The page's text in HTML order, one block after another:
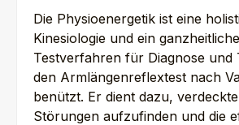
Die Physioenergetik ist eine
Kinesiologie und ein
Testverfahren für Diagnose und
den Armlängenreflextest nach
benützt. Er dient dazu,
Störungen aufzufinden und die